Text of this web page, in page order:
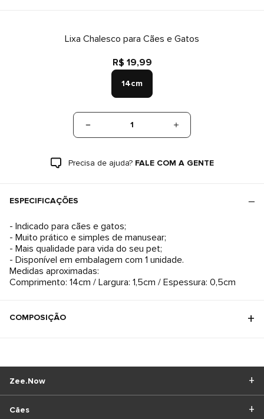
Lixa Chalesco para Cães e Gatos
R$ 19,99
14cm
1
Precisa de ajuda? FALE COM A GENTE
ESPECIFICAÇÕES
- Indicado para cães e gatos;
- Muito prático e simples de manusear;
- Mais qualidade para vida do seu pet;
- Disponível em embalagem com 1 unidade.
Medidas aproximadas:
Comprimento: 14cm / Largura: 1,5cm / Espessura: 0,5cm
COMPOSIÇÃO
Cães
Zee.Now